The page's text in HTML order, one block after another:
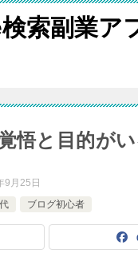
索副業ア
悟と目的がい
9月25日
ブログ初心者